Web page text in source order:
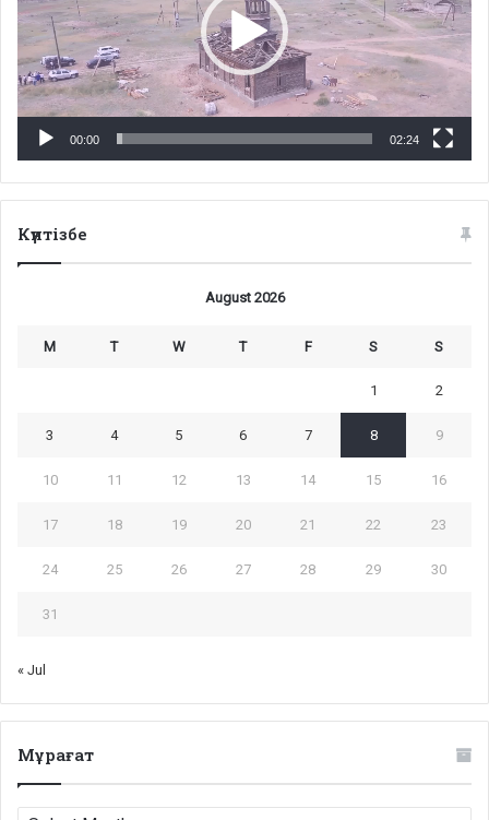
00:00 02:24
Күнтізбе
August 2026
M T W T F S S
1 2
3 4 5 6 7 8 9
10 11 12 13 14 15 16
17 18 19 20 21 22 23
24 25 26 27 28 29 30
31
« Jul
Мұрағат